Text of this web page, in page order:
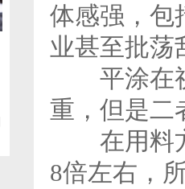
体感强，包
业甚至批荡
平涂在视
重，但是二
在用料方
8倍左右，